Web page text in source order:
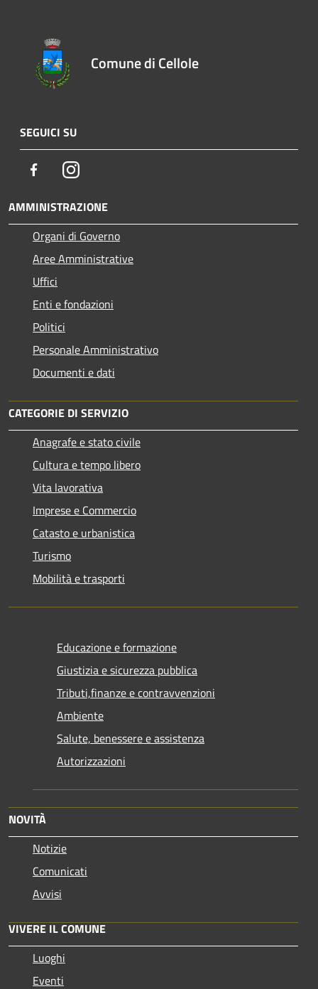
Comune di Cellole
SEGUICI SU
FacebookInstagram
AMMINISTRAZIONE
Organi di Governo
Aree Amministrative
Uffici
Enti e fondazioni
Politici
Personale Amministrativo
Documenti e dati
CATEGORIE DI SERVIZIO
Anagrafe e stato civile
Cultura e tempo libero
Vita lavorativa
Imprese e Commercio
Catasto e urbanistica
Turismo
Mobilità e trasporti
Educazione e formazione
Giustizia e sicurezza pubblica
Tributi,finanze e contravvenzioni
Ambiente
Salute, benessere e assistenza
Autorizzazioni
NOVITÀ
Notizie
Comunicati
Avvisi
VIVERE IL COMUNE
Luoghi
Eventi